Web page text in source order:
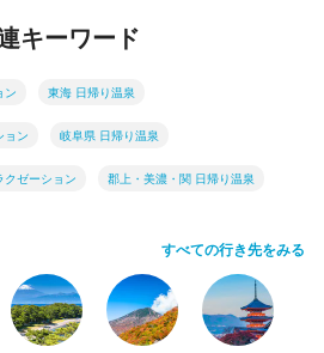
キーワード
ン 東海 日帰り温泉
ョン 岐阜県 日帰り温泉
ゼーション 郡上・美濃・関 日帰り温泉
すべての行き先をみる